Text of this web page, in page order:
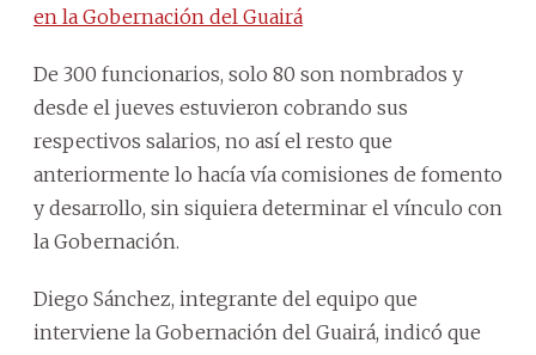
en la Gobernación del Guairá
De 300 funcionarios, solo 80 son nombrados y
desde el jueves estuvieron cobrando sus
respectivos salarios, no así el resto que
anteriormente lo hacía vía comisiones de fomento
y desarrollo, sin siquiera determinar el vínculo con
la Gobernación.
Diego Sánchez, integrante del equipo que
interviene la Gobernación del Guairá, indicó que